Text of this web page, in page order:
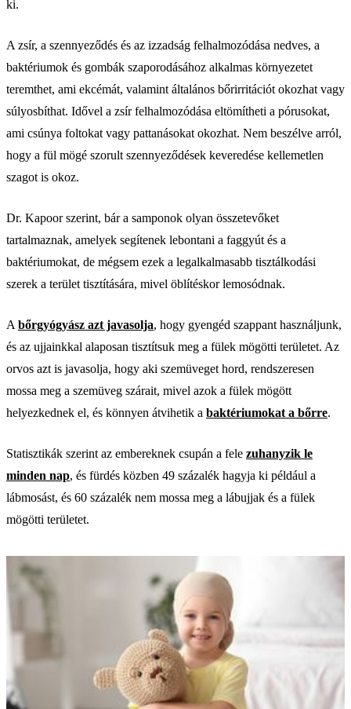
ki.
A zsír, a szennyeződés és az izzadság felhalmozódása nedves, a
baktériumok és gombák szaporodásához alkalmas környezetet
teremthet, ami ekcémát, valamint általános bőrirritációt okozhat vagy
súlyosbíthat. Idővel a zsír felhalmozódása eltömítheti a pórusokat,
ami csúnya foltokat vagy pattanásokat okozhat. Nem beszélve arról,
hogy a fül mögé szorult szennyeződések keveredése kellemetlen
szagot is okoz.
Dr. Kapoor szerint, bár a samponok olyan összetevőket
tartalmaznak, amelyek segítenek lebontani a faggyút és a
baktériumokat, de mégsem ezek a legalkalmasabb tisztálkodási
szerek a terület tisztítására, mivel öblítéskor lemosódnak.
A bőrgyógyász azt javasolja, hogy gyengéd szappant használjunk,
és az ujjainkkal alaposan tisztítsuk meg a fülek mögötti területet. Az
orvos azt is javasolja, hogy aki szemüveget hord, rendszeresen
mossa meg a szemüveg szárait, mivel azok a fülek mögött
helyezkednek el, és könnyen átvihetik a baktériumokat a bőrre.
Statisztikák szerint az embereknek csupán a fele zuhanyzik le
minden nap, és fürdés közben 49 százalék hagyja ki például a
lábmosást, és 60 százalék nem mossa meg a lábujjak és a fülek
mögötti területet.